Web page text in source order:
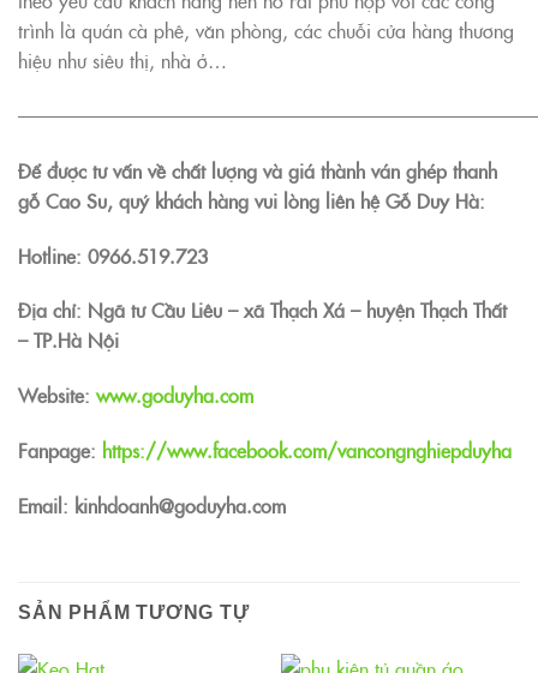
trình là quán cà phê, văn phòng, các chuỗi cửa hàng thương
hiệu như siêu thị, nhà ở…
Để được tư vấn về chất lượng và giá thành ván ghép thanh
gỗ Cao Su, quý khách hàng vui lòng liên hệ Gỗ Duy Hà:
Hotline: 0966.519.723
Địa chỉ: Ngã tư Cầu Liêu – xã Thạch Xá – huyện Thạch Thất
– TP.Hà Nội
Website:www.goduyha.com
Fanpage: https://www.facebook.com/vancongnghiepduyha
Email: kinhdoanh@goduyha.com
SẢN PHẨM TƯƠNG TỰ